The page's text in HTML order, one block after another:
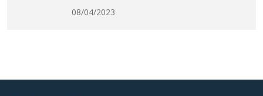
08/04/2023